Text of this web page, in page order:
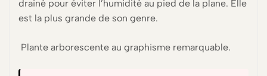
drainé pour éviter l’humidité au pied de la plane. Elle
est la plus grande de son genre.
Plante arborescente au graphisme remarquable.